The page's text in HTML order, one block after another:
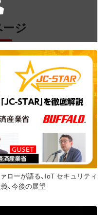
ジ
ローが語る、IoT セキュリティ
、今後の展望